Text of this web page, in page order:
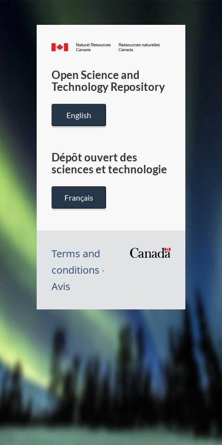
Canada.ca
/
Canada
Open Science and
Technology Repository
English
Dépôt ouvert des
sciences et technologie
Français
Terms and
conditions
Avis
Canada